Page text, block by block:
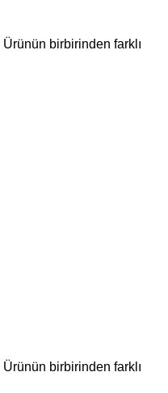
birbirinden farklı
birbirinden farklı